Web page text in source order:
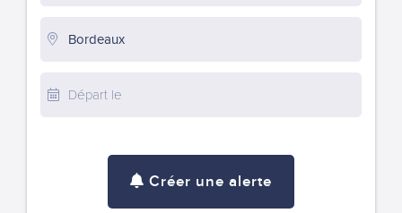
Créer une alerte